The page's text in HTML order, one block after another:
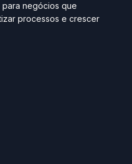
para negócios que
processos e crescer